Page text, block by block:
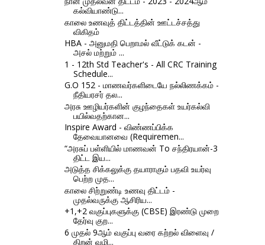
கல்வியாண்டு...
காலை உணவுத் திட்டத்தின் ஊட்டச்சத்து
விகிதம்
HBA - அனுமதி பெறாமல் வீட்டுக் கடன் -
அசல் மற்றும் ...
1 - 12th Std Teacher's - All CRC Training
Schedule...
G.O 152 - மாணவர்களிடையே நல்லிணக்கம் -
நீதியரசர் தல...
அரசு ஊழியர்களின் குழந்தைகள் உயர்கல்வி
பயில்வதற்கான...
Inspire Award - விண்ணப்பிக்க
தேவையானவை (Requiremen...
“அரசுப் பள்ளியில் மாணவன் To சந்திரயான்-3
திட்ட இய...
அடுத்த சிக்கலுக்கு தயாராகும் பதவி உயர்வு
பெற்ற முத...
காலை சிற்றுண்டி உணவு திட்டம் -
முதல்வருக்கு ஆசிரிய...
+1,+2 வகுப்புகளுக்கு (CBSE) இரண்டு முறை
தேர்வு குற...
6 முதல் 9ஆம் வகுப்பு வரை கற்றல் விளைவு /
திறன் வழி...